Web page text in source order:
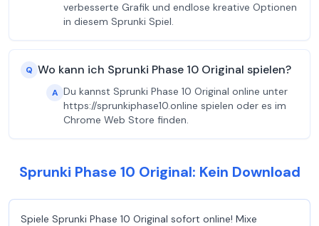
verbesserte Grafik und endlose kreative Optionen
in diesem Sprunki Spiel.
Q Wo kann ich Sprunki Phase 10 Original spielen?
A Du kannst Sprunki Phase 10 Original online unter
https://sprunkiphase10.online spielen oder es im
Chrome Web Store finden.
Sprunki Phase 10 Original: Kein Download
Spiele Sprunki Phase 10 Original sofort online! Mixe